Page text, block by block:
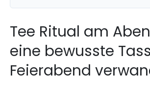
Tee Ritual am
eine bewusste
Feierabend